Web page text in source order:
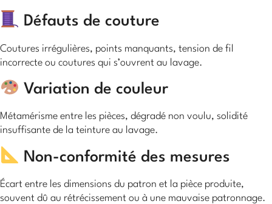
Défauts de couture
Coutures irrégulières, points manquants, tension de fil
incorrecte ou coutures qui s’ouvrent au lavage.
Variation de couleur
Métamérisme entre les pièces, dégradé non voulu, solidité
insuffisante de la teinture au lavage.
Non-conformité des mesures
Écart entre les dimensions du patron et la pièce produite,
souvent dû au rétrécissement ou à une mauvaise patronnage.